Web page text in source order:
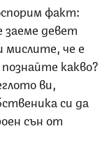
факт:
заеме девет
мислите, че е
какво?
ви,
си да
сън от